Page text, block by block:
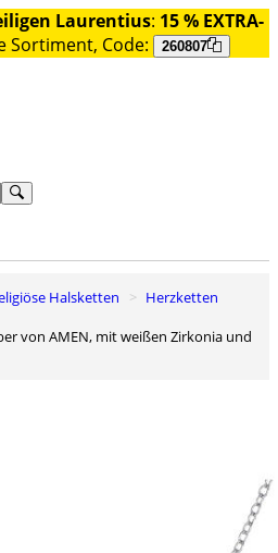
Laurentius: 15 % EXTRA-
Sortiment, Code: 260807
Halsketten
Herzketten